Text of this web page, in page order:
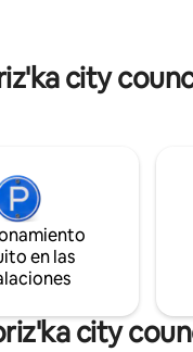
city
en las
city